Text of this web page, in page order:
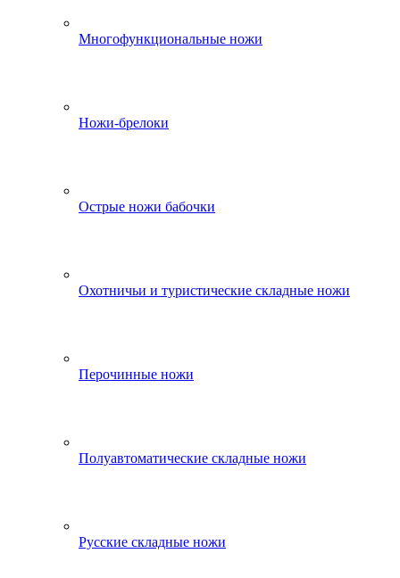
Многофункциональные ножи
Ножи-брелоки
Острые ножи бабочки
Охотничьи и туристические складные ножи
Перочинные ножи
Полуавтоматические складные ножи
Русские складные ножи